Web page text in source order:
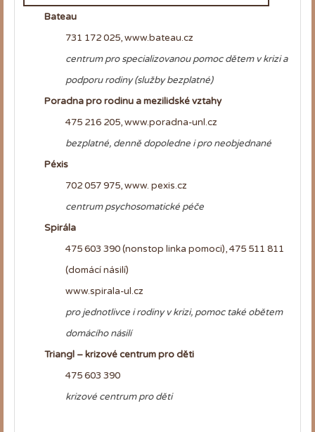
Bateau
731 172 025, www.bateau.cz
centrum pro specializovanou pomoc dětem v krizi a
podporu rodiny (služby bezplatné)
Poradna pro rodinu a mezilidské vztahy
475 216 205, www.poradna-unl.cz
bezplatné, denně dopoledne i pro neobjednané
Péxis
702 057 975, www. pexis.cz
centrum psychosomatické péče
Spirála
475 603 390 (nonstop linka pomoci), 475 511 811
(domácí násilí)
www.spirala-ul.cz
pro jednotlivce i rodiny v krizi, pomoc také obětem
domácího násilí
Triangl – krizové centrum pro děti
475 603 390
krizové centrum pro děti